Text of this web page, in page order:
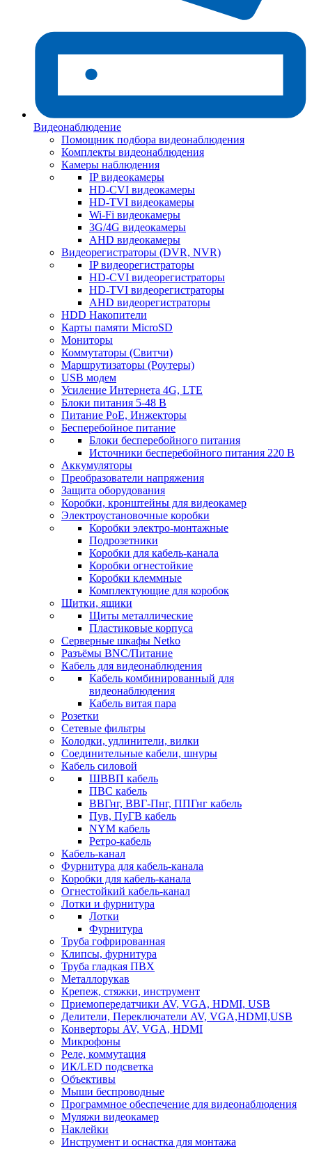
Видеонаблюдение
Помощник подбора видеонаблюдения
Комплекты видеонаблюдения
Камеры наблюдения
IP видеокамеры
HD-CVI видеокамеры
HD-TVI видеокамеры
Wi-Fi видеокамеры
3G/4G видеокамеры
AHD видеокамеры
Видеорегистраторы (DVR, NVR)
IP видеорегистраторы
HD-CVI видеорегистраторы
HD-TVI видеорегистраторы
AHD видеорегистраторы
HDD Накопители
Карты памяти MicroSD
Мониторы
Коммутаторы (Свитчи)
Маршрутизаторы (Роутеры)
USB модем
Усиление Интернета 4G, LTE
Блоки питания 5-48 В
Питание PoE, Инжекторы
Бесперебойное питание
Блоки бесперебойного питания
Источники бесперебойного питания 220 В
Аккумуляторы
Преобразователи напряжения
Защита оборудования
Коробки, кронштейны для видеокамер
Электроустановочные коробки
Коробки электро-монтажные
Подрозетники
Коробки для кабель-канала
Коробки огнестойкие
Коробки клеммные
Комплектующие для коробок
Щитки, ящики
Щиты металлические
Пластиковые корпуса
Серверные шкафы Netko
Разъёмы BNC/Питание
Кабель для видеонаблюдения
Кабель комбинированный для
видеонаблюдения
Кабель витая пара
Розетки
Сетевые фильтры
Колодки, удлинители, вилки
Соединительные кабели, шнуры
Кабель силовой
ШВВП кабель
ПВС кабель
ВВГнг, ВВГ-Пнг, ППГнг кабель
Пув, ПуГВ кабель
NYM кабель
Ретро-кабель
Кабель-канал
Фурнитура для кабель-канала
Коробки для кабель-канала
Огнестойкий кабель-канал
Лотки и фурнитура
Лотки
Фурнитура
Труба гофрированная
Клипсы, фурнитура
Труба гладкая ПВХ
Металлорукав
Крепеж, стяжки, инструмент
Приемопередатчики AV, VGA, HDMI, USB
Делители, Переключатели AV, VGA,HDMI,USB
Конверторы AV, VGA, HDMI
Микрофоны
Реле, коммутация
ИК/LED подсветка
Объективы
Мыши беспроводные
Программное обеспечение для видеонаблюдения
Муляжи видеокамер
Наклейки
Инструмент и оснастка для монтажа